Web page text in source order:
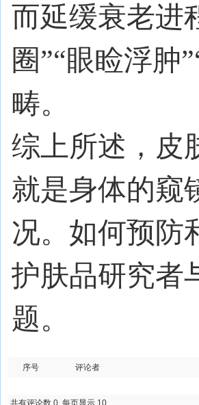
而延缓衰老
圈”“眼睑浮肿
畴。
综上所述，皮
就是身体的窥
况。如何预防
护肤品研究者
题。
序号 评论者
共有评论数 0 每页显示 10